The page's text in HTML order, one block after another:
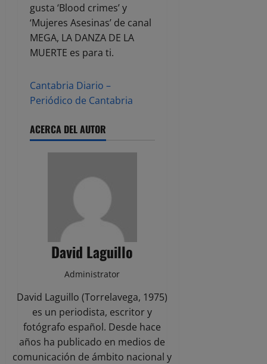
gusta ‘Blood crimes’ y
‘Mujeres Asesinas’ de canal
MEGA, LA DANZA DE LA
MUERTE es para ti.
Cantabria Diario –
Periódico de Cantabria
ACERCA DEL AUTOR
David Laguillo
Administrator
David Laguillo (Torrelavega, 1975)
es un periodista, escritor y
fotógrafo español. Desde hace
años ha publicado en medios de
comunicación de ámbito nacional y